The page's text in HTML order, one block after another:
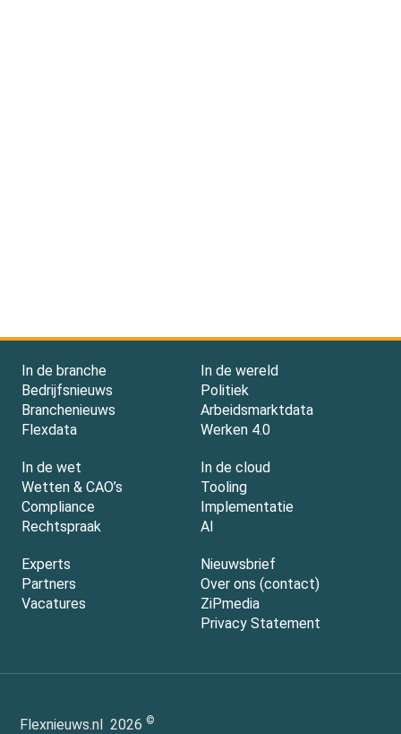
In de branche
Bedrijfsnieuws
Branchenieuws
Flexdata
In de wereld
Politiek
Arbeidsmarktdata
Werken 4.0
In de wet
Wetten & CAO’s
Compliance
Rechtspraak
In de cloud
Tooling
Implementatie
AI
Experts
Partners
Vacatures
Nieuwsbrief
Over ons (contact)
ZiPmedia
Privacy Statement
Flexnieuws.nl 2026 ©